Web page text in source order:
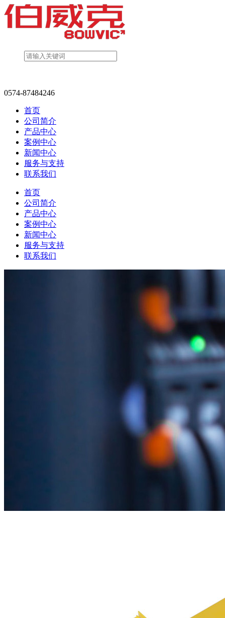
0574-87484246
首页
公司简介
产品中心
案例中心
新闻中心
服务与支持
联系我们
首页
公司简介
产品中心
案例中心
新闻中心
服务与支持
联系我们